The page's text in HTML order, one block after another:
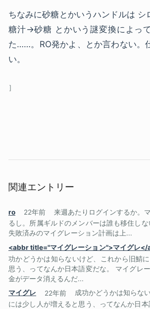
ちなみに砂糖とかいうハンドルは
糖汁→砂糖 とかいう謎変換によっ
た……。RO発かよ、とか言わない。
い。
関連エントリー
ro 22年前
来週あたりログインするか。
るし。所属ギルドのメンバーは誰も移住し
失敗済みのマイグレーション計画は上...
<abbr title="マイグレーション">マイグレ
功かどうかは知らないけど、これから旧鯖
思う、ってなんか日本語変だな。 マイグレ
金がデータ消えるんだ...
マイグレ
22年前
成功かどうかは知らな
には少し人が増えると思う、ってなんか日